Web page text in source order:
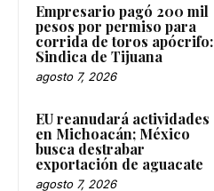
Empresario pagó 200 mil
pesos por permiso para
corrida de toros apócrifo:
Sindica de Tijuana
agosto 7, 2026
EU reanudará actividades
en Michoacán; México
busca destrabar
exportación de aguacate
agosto 7, 2026